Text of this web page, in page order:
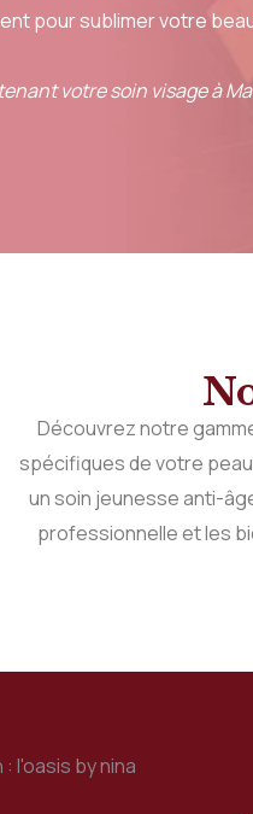
pour sublimer votre
votre soin visage à
Découvrez notre
spécifiques de votre
un soin jeunesse anti-
professionnelle et les